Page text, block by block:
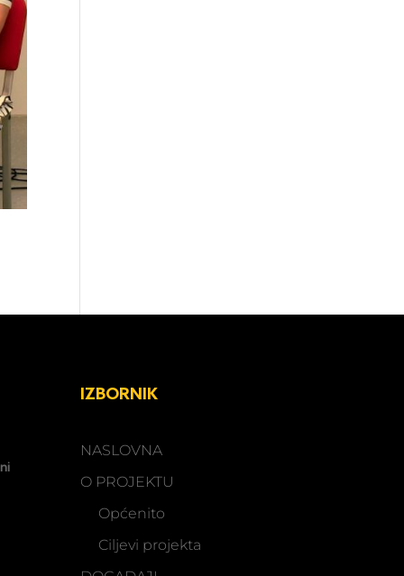
IZBORNIK
NASLOVNA
O PROJEKTU
Općenito
Ciljevi projekta